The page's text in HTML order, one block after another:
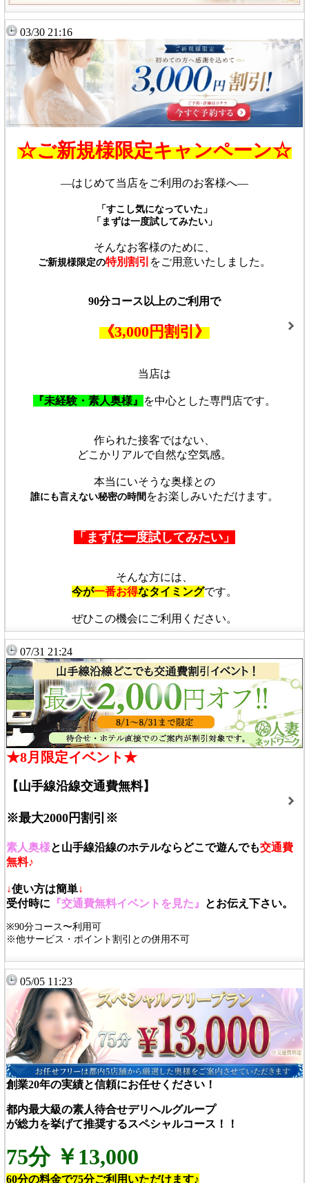
03/30 21:16
☆ご新規様限定キャンペーン☆
―はじめて当店をご利用のお客様へ―
「すこし気になっていた」
「まずは一度試してみたい」
そんなお客様のために、
ご新規様限定の特別割引 をご用意いたしました。
90分コース以上のご利用で
《3,000円割引》
当店は
『未経験・素人奥様』 を中心とした専門店です。
作られた接客ではない、
どこかリアルで自然な空気感。
本当にいそうな奥様との
誰にも言えない秘密の時間 をお楽しみいただけます。
「まずは一度試してみたい」
そんな方には、
今が一番お得なタイミングです。
ぜひこの機会にご利用ください。
07/31 21:24
★8月限定イベント★
【山手線沿線交通費無料】
※最大2000円割引※
素人奥様と山手線沿線のホテルならどこで遊んでも交通費
無料♪
↓使い方は簡単↓
受付時に 『交通費無料イベントを見た』 とお伝え下さい。
※90分コース〜利用可
※他サービス・ポイント割引との併用不可
05/05 11:23
創業20年の実績と信頼にお任せください！
都内最大級の素人待合せデリヘルグループ
が総力を挙げて推奨するスペシャルコース！！
75分 ￥13,000
60分の料金で75分ご利用いただけます♪